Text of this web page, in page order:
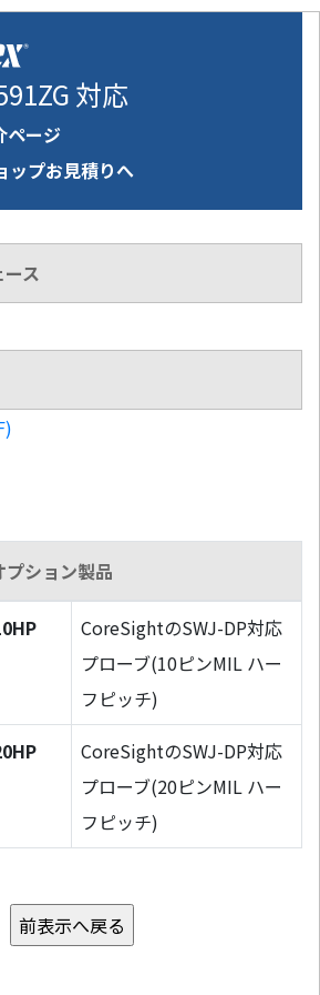
対応
ページ
ップお見積りへ
ス
ション製品
CoreSightのSWJ-DP対応
プローブ(10ピンMIL ハー
フピッチ)
CoreSightのSWJ-DP対応
プローブ(20ピンMIL ハー
フピッチ)